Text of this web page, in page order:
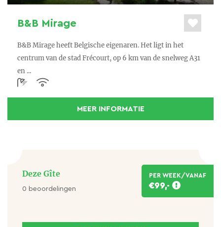
B&B Mirage
B&B Mirage heeft Belgische eigenaren. Het ligt in het
centrum van de stad Frécourt, op 6 km van de snelweg A31
en ...
MEER INFORMATIE
Deze Gîte
0 beoordelingen
PER WEEK/VANAF
€99,-